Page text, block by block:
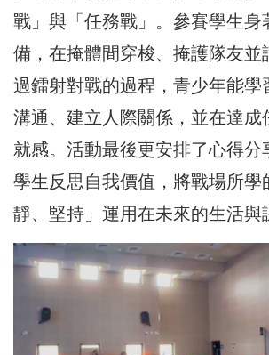
戰」與「任務戰」。參賽學生身
備，在掩體間穿梭、掩護隊友並
過鐳射對戰的過程，青少年能學
溝通、建立人際關係，並在達成
就感。活動最後更安排了心得分
學生反思自我價值，將戰場所學
靜、堅持」運用在未來的生活與